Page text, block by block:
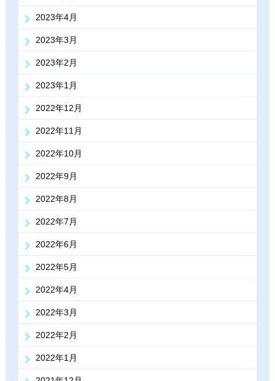
2023年4月
2023年3月
2023年2月
2023年1月
2022年12月
2022年11月
2022年10月
2022年9月
2022年8月
2022年7月
2022年6月
2022年5月
2022年4月
2022年3月
2022年2月
2022年1月